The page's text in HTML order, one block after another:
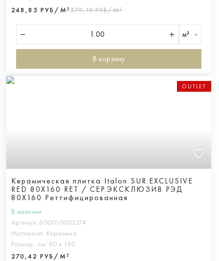
248,85 РУБ/М²579,19 РУБ/М²
м²
В корзину
OUTLET
Керамическая плитка Italon SUR.EXCLUSIVE
RED 80X160 RET / СЕР.ЭКСКЛЮЗИВ РЭД
80X160 Реттифицированная
В наличии
Артикул: 600010002374
Материал: Керамика
Размер, см: 80 х 160
270,42 РУБ/М²